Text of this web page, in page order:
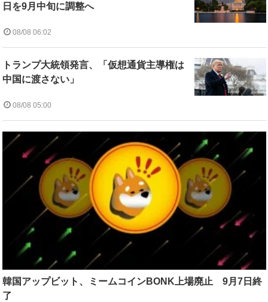
日を9月中旬に調整へ
08/08 06:02
トランプ大統領発言、「仮想通貨主導権は
中国に渡さない」
08/08 05:00
韓国アップビット、ミームコインBONK上場廃止 9月7日終
了